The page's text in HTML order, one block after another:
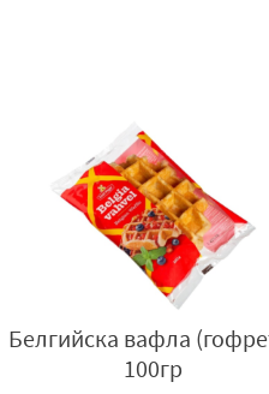
Сладкиш еклер солен
карамел 60гр бкк